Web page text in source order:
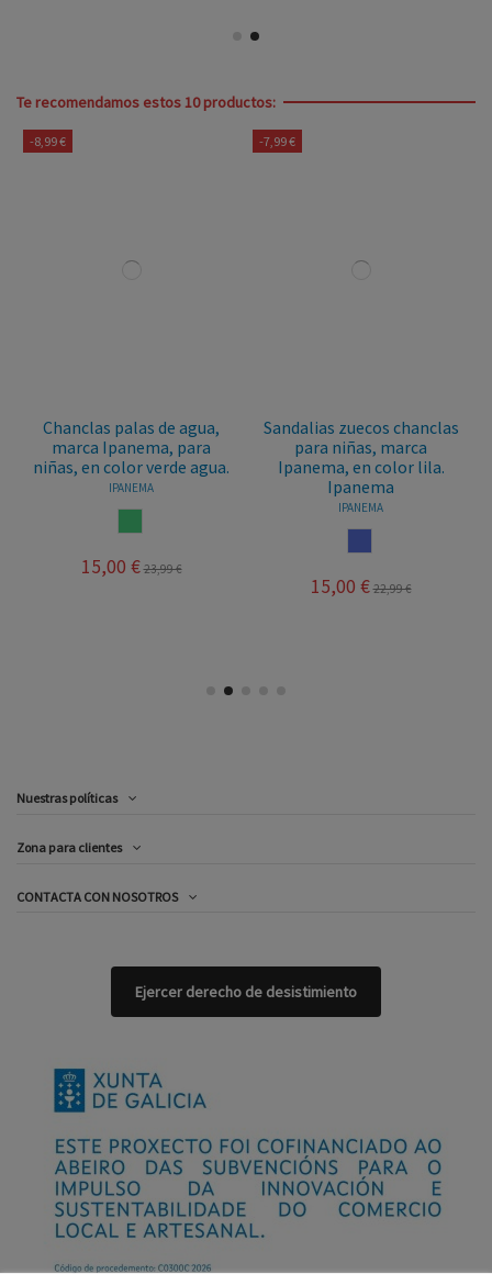
Te recomendamos estos 10 productos:
-8,99 €
Chanclas palas de agua,
marca Ipanema, para
niñas, en color verde agua.
IPANEMA
15,00 € 23,99 €
-7,99 €
Sandalias zuecos chanclas
para niñas, marca
Ipanema, en color lila.
Ipanema
IPANEMA
15,00 € 22,99 €
Nuestras políticas
Zona para clientes
CONTACTA CON NOSOTROS
Ejercer derecho de desistimiento